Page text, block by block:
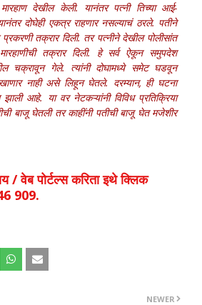
देखील केली. यानंतर पत्नी तिच्या आई-
दोघेही एकत्र राहणार नसल्याचं ठरले. पतीने
तक्रार दिली. तर पत्नीने देखील पोलीसांत
तक्रार दिली. हे सर्व ऐकून समुपदेश
चक्रावून गेले. त्यांनी दोघामध्ये समेट घडवून
नाही असे लिहून घेतले. दरम्यान, ही घटना
झाली आहे. या वर नेटकऱ्यांनी विविध प्रतिक्रिया
बाजू घेतली तर काहींनी पतीची बाजू घेत मजेशीर
/ वेब पोर्टल्स करिता इथे क्लिक
909.
NEWER